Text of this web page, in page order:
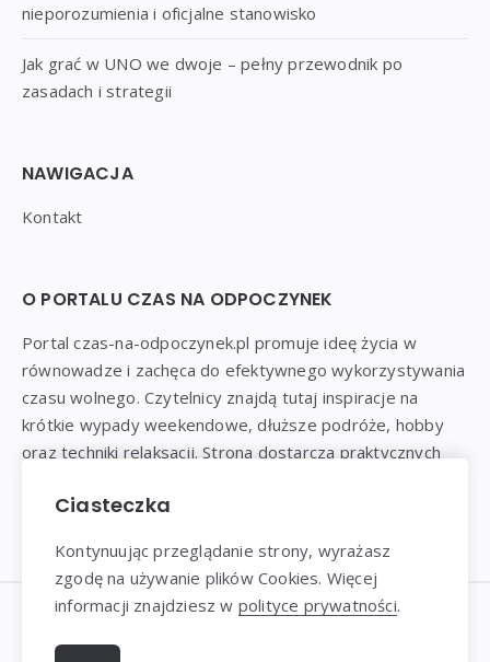
nieporozumienia i oficjalne stanowisko
Jak grać w UNO we dwoje – pełny przewodnik po
zasadach i strategii
NAWIGACJA
Kontakt
O PORTALU CZAS NA ODPOCZYNEK
Portal czas-na-odpoczynek.pl promuje ideę życia w
równowadze i zachęca do efektywnego wykorzystywania
czasu wolnego. Czytelnicy znajdą tutaj inspiracje na
krótkie wypady weekendowe, dłuższe podróże, hobby
oraz techniki relaksacji. Strona dostarcza praktycznych
współczesnego życia.
Dziękujemy za wizytę - Czas-na-odpoczynek.pl © 2024
Ciasteczka
Kontynuując przeglądanie strony, wyrażasz
zgodę na używanie plików Cookies. Więcej
informacji znajdziesz w polityce prywatności.